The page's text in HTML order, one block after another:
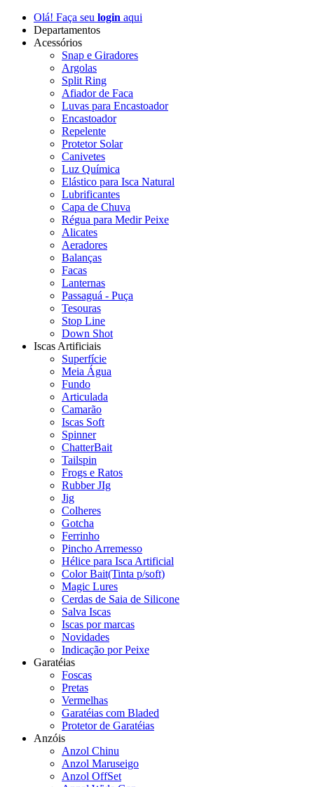
Olá! Faça seu login aqui
Departamentos
Acessórios
Snap e Giradores
Argolas
Split Ring
Afiador de Faca
Luvas para Encastoador
Encastoador
Repelente
Protetor Solar
Canivetes
Luz Química
Elástico para Isca Natural
Lubrificantes
Capa de Chuva
Régua para Medir Peixe
Alicates
Aeradores
Balanças
Facas
Lanternas
Passaguá - Puça
Tesouras
Stop Line
Down Shot
Iscas Artificiais
Superfície
Meia Água
Fundo
Articulada
Camarão
Iscas Soft
Spinner
ChatterBait
Tailspin
Frogs e Ratos
Rubber JIg
Jig
Colheres
Gotcha
Ferrinho
Pincho Arremesso
Hélice para Isca Artificial
Color Bait(Tinta p/soft)
Magic Lures
Cerdas de Saia de Silicone
Salva Iscas
Iscas por marcas
Novidades
Indicação por Peixe
Garatéias
Foscas
Pretas
Vermelhas
Garatéias com Bladed
Protetor de Garatéias
Anzóis
Anzol Chinu
Anzol Maruseigo
Anzol OffSet